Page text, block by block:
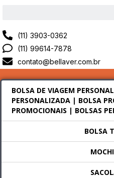
(11) 3903-0362
(11) 99614-7878
contato@bellaver.com.br
BOLSA DE VIAGEM
PERSONALIZADA | BOLSA
PROMOCIONAIS | BOLSAS
BOLSA